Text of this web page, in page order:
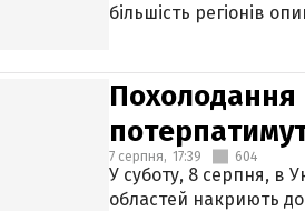
більшість регіонів
Похолодання
7 серпня, 17:39 604
У суботу, 8 серпня, в
областей накриють